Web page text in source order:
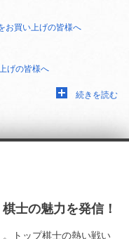
お買い上げの皆様へ
げの皆様へ
続きを読む
士の魅力を発信！
トップ棋士の熱い戦い